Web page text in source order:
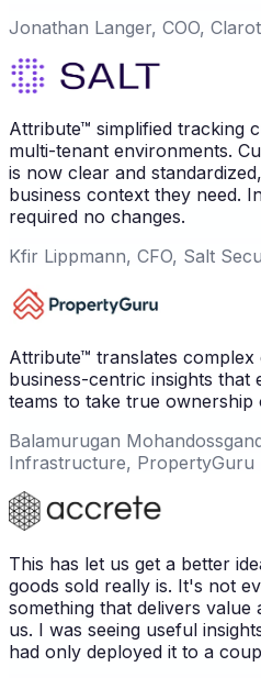
Jonathan Langer, COO,
Attribute™ simplified tracking
multi-tenant environments.
is now clear and
business context they need.
required no changes.
Kfir Lippmann, CFO, Salt
Attribute™ translates
business-centric insights
teams to take true ownership
Balamurugan
Infrastructure, PropertyGuru
This has let us get a better
goods sold really is. It's not
something that delivers
us. I was seeing useful
had only deployed it to a